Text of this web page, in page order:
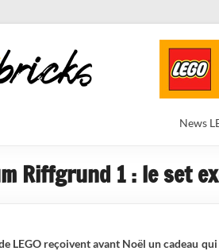
News
Riffgrund 1 : le set
LEGO reçoivent avant Noël un cadeau